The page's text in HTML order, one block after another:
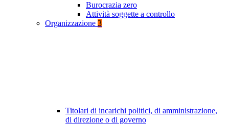
Burocrazia zero
Attività soggette a controllo
Organizzazione 3
Titolari di incarichi politici, di amministrazione,
di direzione o di governo